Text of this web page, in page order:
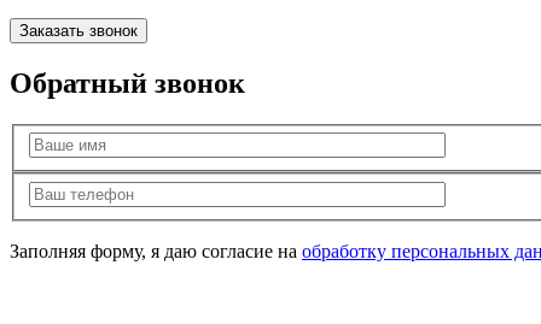
Заказать звонок
Обратный звонок
Заполняя форму, я даю согласие на обработку персональных